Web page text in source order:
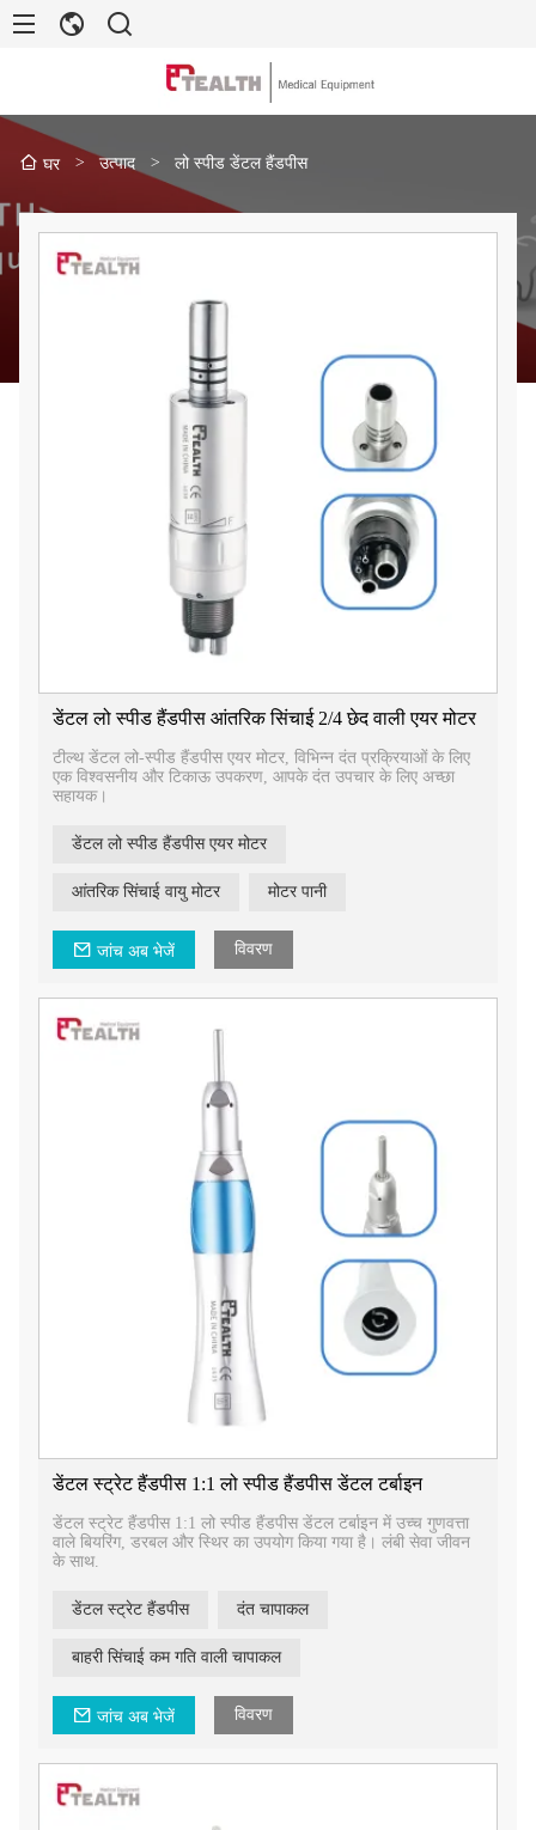
घर > उत्पाद > लो स्पीड डेंटल हैंडपीस
डेंटल लो स्पीड हैंडपीस आंतरिक सिंचाई 2/4 छेद वाली एयर मोटर
​टील्थ डेंटल लो-स्पीड हैंडपीस एयर मोटर, विभिन्न दंत प्रक्रियाओं के लिए
एक विश्वसनीय और टिकाऊ उपकरण, आपके दंत उपचार के लिए अच्छा
सहायक।
डेंटल लो स्पीड हैंडपीस एयर मोटर
आंतरिक सिंचाई वायु मोटर मोटर पानी
जांच अब भेजें विवरण
डेंटल स्ट्रेट हैंडपीस 1:1 लो स्पीड हैंडपीस डेंटल टर्बाइन
डेंटल स्ट्रेट हैंडपीस 1:1 लो स्पीड हैंडपीस डेंटल टर्बाइन में उच्च गुणवत्ता
वाले बियरिंग, डरबल और स्थिर का उपयोग किया गया है। लंबी सेवा जीवन
के साथ.
डेंटल स्ट्रेट हैंडपीस दंत चापाकल
बाहरी सिंचाई कम गति वाली चापाकल
जांच अब भेजें विवरण